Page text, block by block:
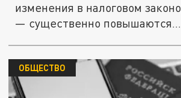
изменения в налоговом
— существенно повышаются...
ОБЩЕСТВО